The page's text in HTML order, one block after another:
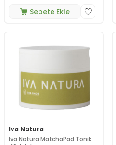
Sepete Ekle
Iva Natura
Iva Natura MatchaPad Tonik